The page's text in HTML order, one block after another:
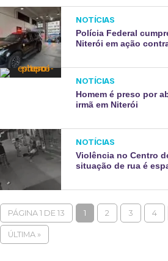
NOTÍCIAS
Polícia Federal
Niterói em ação
NOTÍCIAS
Homem é preso por
irmã em Niterói
NOTÍCIAS
Violência no Centro
situação de rua é
PÁGINA 1 DE 13 1 2 3 4
ÚLTIMA »